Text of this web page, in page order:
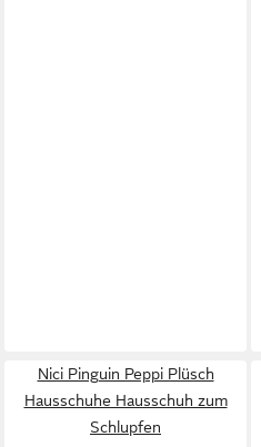
Nici Pinguin Peppi Plüsch
Hausschuhe Hausschuh zum
Schlupfen